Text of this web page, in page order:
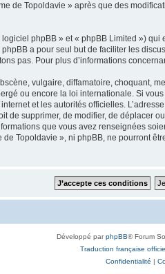
de Topoldavie » après que des
phpBB » et « phpBB Limited »)
a pour seul but de faciliter les
pas. Pour plus d’informations
vulgaire, diffamatoire, choquant,
ou encore la loi internationale. Si
et les autorités officielles.
de supprimer, de modifier, de déplacer
que vous avez renseignées
Topoldavie », ni phpBB, ne pourront
Développé parphpBB® Forum
Traduction française
Confidentialité |